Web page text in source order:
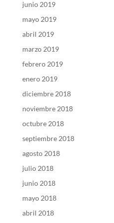
junio 2019
mayo 2019
abril 2019
marzo 2019
febrero 2019
enero 2019
diciembre 2018
noviembre 2018
octubre 2018
septiembre 2018
agosto 2018
julio 2018
junio 2018
mayo 2018
abril 2018